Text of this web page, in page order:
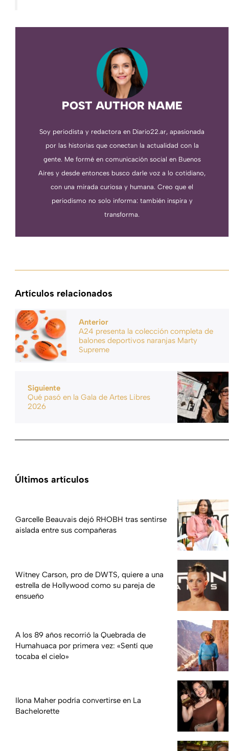
POST AUTHOR NAME
Soy periodista y redactora en Diario22.ar, apasionada
por las historias que conectan la actualidad con la
gente. Me formé en comunicación social en Buenos
Aires y desde entonces busco darle voz a lo cotidiano,
con una mirada curiosa y humana. Creo que el
periodismo no solo informa: también inspira y
transforma.
Artículos relacionados
Anterior
A24 presenta la colección completa de
balones deportivos naranjas Marty
Supreme
Siguiente
Qué pasó en la Gala de Artes Libres
2026
Últimos artículos
Garcelle Beauvais dejó RHOBH tras sentirse
aislada entre sus compañeras
Witney Carson, pro de DWTS, quiere a una
estrella de Hollywood como su pareja de
ensueño
A los 89 años recorrió la Quebrada de
Humahuaca por primera vez: «Sentí que
tocaba el cielo»
Ilona Maher podría convertirse en La
Bachelorette